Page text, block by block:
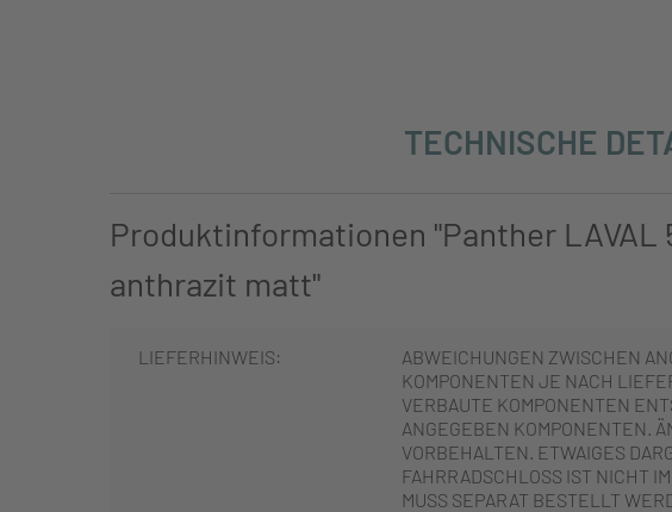
TECHNISCHE
Produktinformationen "Panther LAVAL
anthrazit matt"
LIEFERHINWEIS:
ABWEICHUNGEN ZWISCHEN
KOMPONENTEN JE NACH
VERBAUTE KOMPONENTEN
ANGEGEBEN KOMPONENTEN.
VORBEHALTEN. ETWAIGES
FAHRRADSCHLOSS IST NICHT
MUSS SEPARAT BESTELLT